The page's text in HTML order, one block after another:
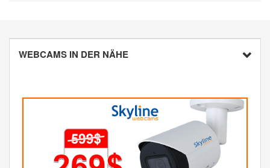
WEBCAMS IN DER NÄHE